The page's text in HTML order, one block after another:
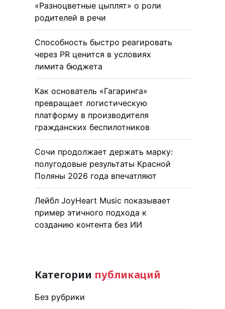
«Разноцветные цыплят» о роли
родителей в речи
Способность быстро реагировать
через PR ценится в условиях
лимита бюджета
Как основатель «Гагаринга»
превращает логистическую
платформу в производителя
гражданских беспилотников
Сочи продолжает держать марку:
полугодовые результаты Красной
Поляны 2026 года впечатляют
Лейбл JoyHeart Music показывает
пример этичного подхода к
созданию контента без ИИ
Категории публикаций
Без рубрики